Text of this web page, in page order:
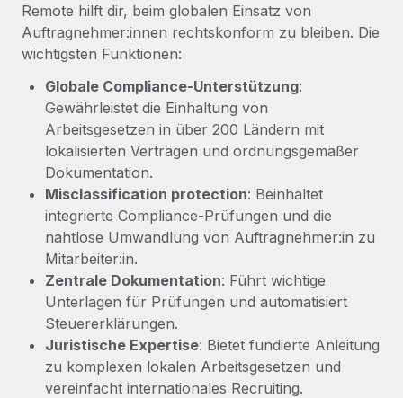
Niederlassungen
Mobilität und Relocation
Mühelose Relocation von Mitarbeiter:innen
Benefits
Mühelose Verwaltung von Benefits
Management und Payroll
Reverse Tech auf einen Blick Das Gesundheits- und
Wellness-Startup Reverse Tech hat das globale...
Mehr erfahren
Den Blog erkunden
BLOG
Neues zu Remote-Produkten: Integration mit
Gusto und Zero und Contractor Management
Plus
Auch im neuen Jahr wollen wir bei Remote Unternehmen
aller Größen dabei unterstützen, die beste...
Mehr erfahren
Wie Phiture 55 Mitarbeiter:innen in 19 Ländern
mit Remote verwaltet
Phiture ist der unumstrittene Marktführer im Bereich der
Wachstumsberatung für mobile Apps. Das...
Remote hilft dir, beim globalen Einsatz von
Auftragnehmer:innen rechtskonform zu bleiben. Die
wichtigsten Funktionen:
Globale Compliance-Unterstützung:
Gewährleistet die Einhaltung von
Arbeitsgesetzen in über 200 Ländern mit
lokalisierten Verträgen und ordnungsgemäßer
Dokumentation.
Misclassification protection: Beinhaltet
integrierte Compliance‑Prüfungen und die
nahtlose Umwandlung von Auftragnehmer:in zu
Mitarbeiter:in.
Zentrale Dokumentation: Führt wichtige
Unterlagen für Prüfungen und automatisiert
Steuererklärungen.
Juristische Expertise: Bietet fundierte Anleitung
zu komplexen lokalen Arbeitsgesetzen und
vereinfacht internationales Recruiting.